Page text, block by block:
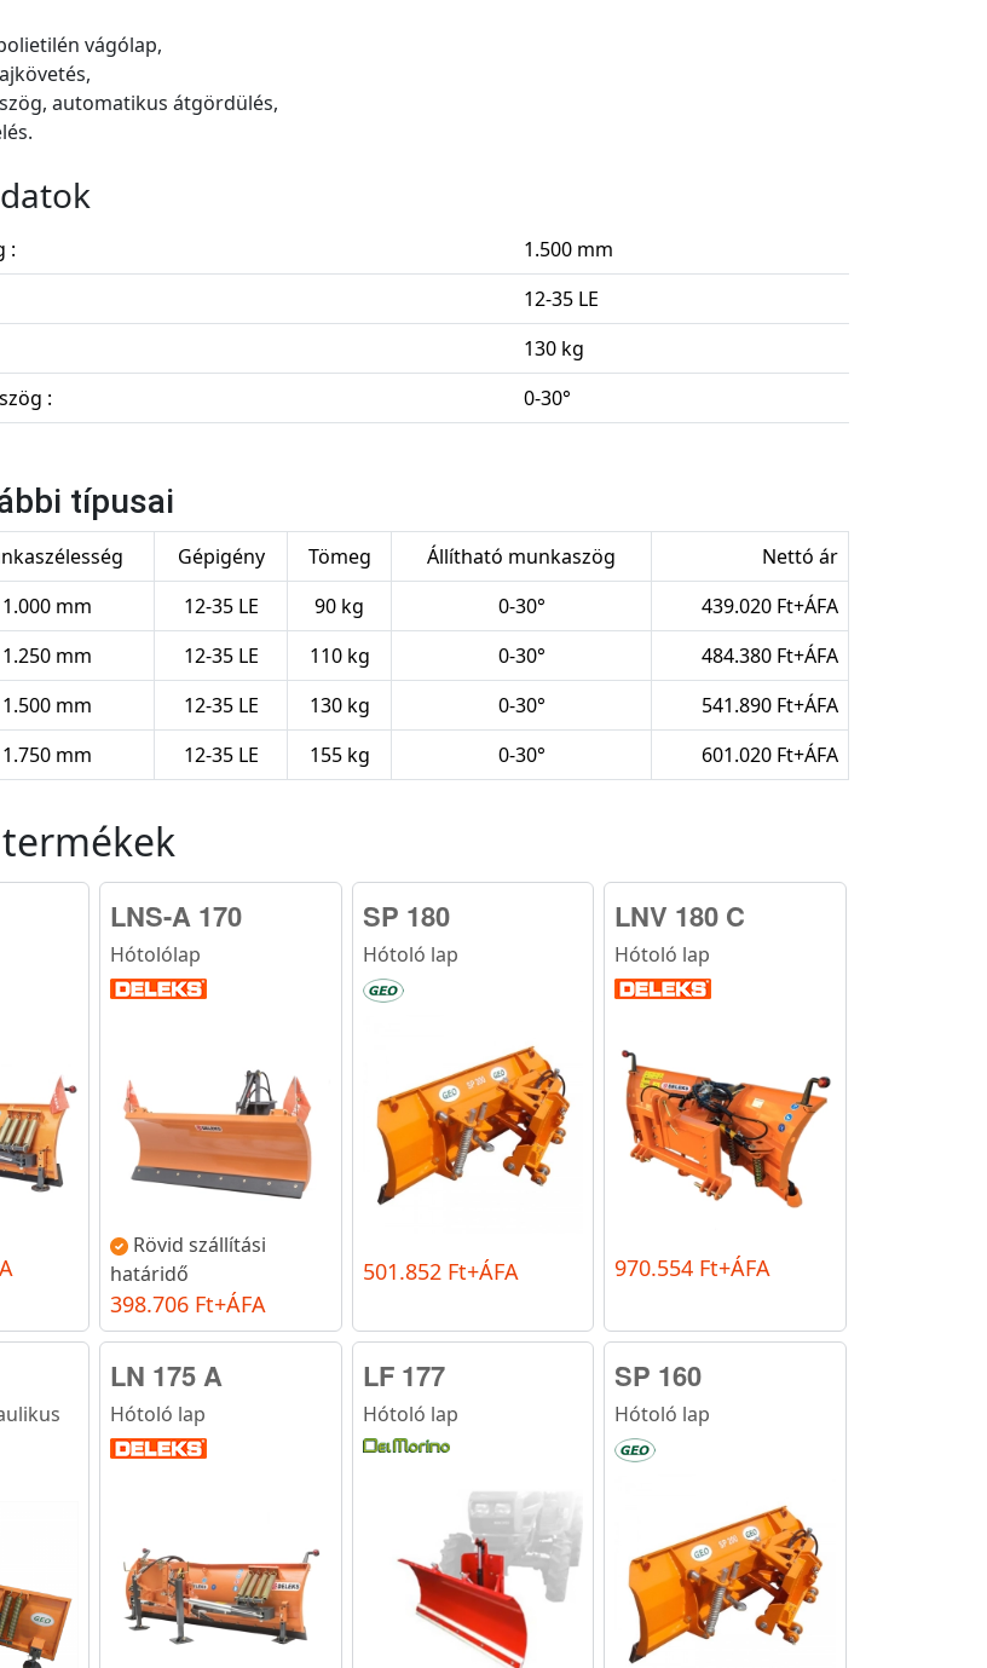
vágólap,
automatikus átgördülés,
:
1.500 mm
12-35 LE
130 kg
:
0-30°
típusai
Gépigény Tömeg Állítható munkaszög
Nettó ár
1.000 mm 12-35 LE 90 kg 0-30°
439.020 Ft+ÁFA
1.250 mm 12-35 LE 110 kg 0-30°
484.380 Ft+ÁFA
1.500 mm 12-35 LE 130 kg 0-30°
541.890 Ft+ÁFA
1.750 mm 12-35 LE 155 kg 0-30° 601.020 Ft+ÁFA
LNS-A 170
Hótolólap
Rövid szállítási
határidő
398.706 Ft+ÁFA
SP 180
Hótoló lap
501.852 Ft+ÁFA
LNV 180 C
Hótoló lap
970.554 Ft+ÁFA
LN 175 A
Hótoló lap
LF 177
Hótoló lap
SP 160
Hótoló lap